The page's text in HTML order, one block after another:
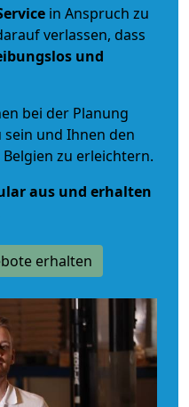
in Anspruch zu
verlassen, dass
und
bei der Planung
und Ihnen den
zu erleichtern.
aus und erhalten
erhalten